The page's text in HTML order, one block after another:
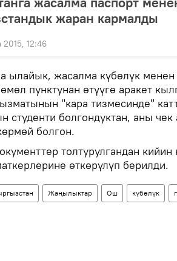
жаран кармалды
2015, 12:46
ылайык, жасалма күбөлүк
пунктунан өтүүгө аракет
"кара тизмесинде"
студенти болгондуктан, аны
болгон.
толтурулгандан
өткөрүлүп берилди.
Жаңылыктар Ош күбөлүк